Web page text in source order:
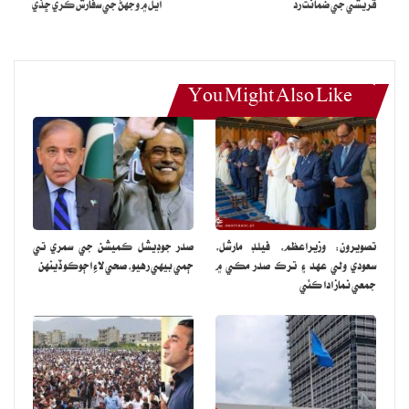
قريشي جي ضمانت رد
ايل ۾ وجهڻ جي سفارش ڪري ڇڏي
You Might Also Like
تصويرون: وزيراعظم، فيلڊ مارشل،
سعودي ولي عهد ۽ ترڪ صدر مڪي ۾
جمعي نماز ادا ڪئي
صدر جوڊيشل ڪميشن جي سمري تي
ڄمي بيهي رهيو، صحي لاءِ اڄوڪو ڏينهن